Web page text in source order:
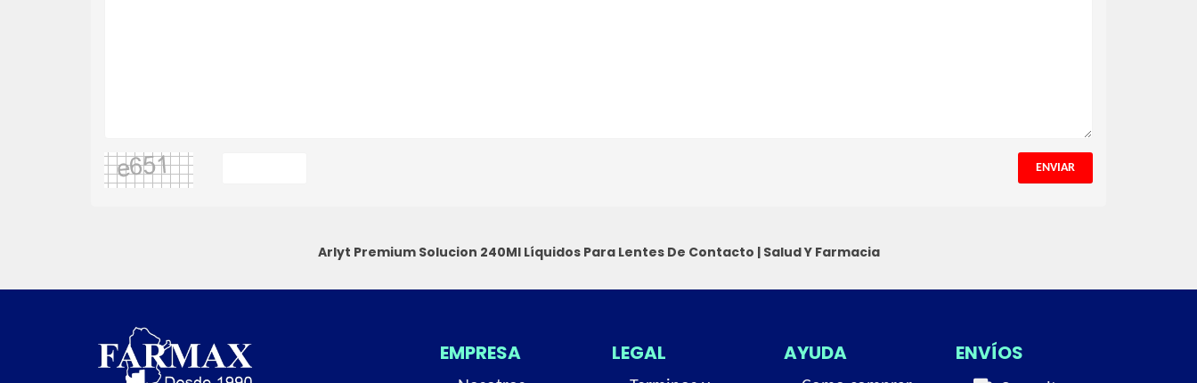
ENVIAR
Arlyt Premium Solucion 240Ml Líquidos Para Lentes De Contacto | Salud Y Farmacia
EMPRESA LEGAL AYUDA ENVÍOS